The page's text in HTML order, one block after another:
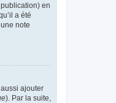
en
a été
note
ajouter
). Par la suite,